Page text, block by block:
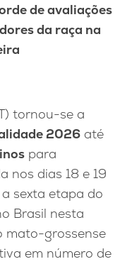
de avaliações
da raça na
tornou-se a
2026 até
para
nos dias 18 e 19
a sexta etapa do
Brasil nesta
mato-grossense
em número de